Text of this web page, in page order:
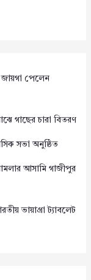
জায়গা পেলেন
গাছের চারা বিতরণ
সভা অনুষ্ঠিত
আসামি গাজীপুর
ভায়াগ্রা ট্যাবলেট